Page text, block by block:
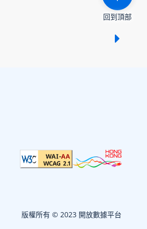
回到頂部
版權所有 © 2023 開放數據平台